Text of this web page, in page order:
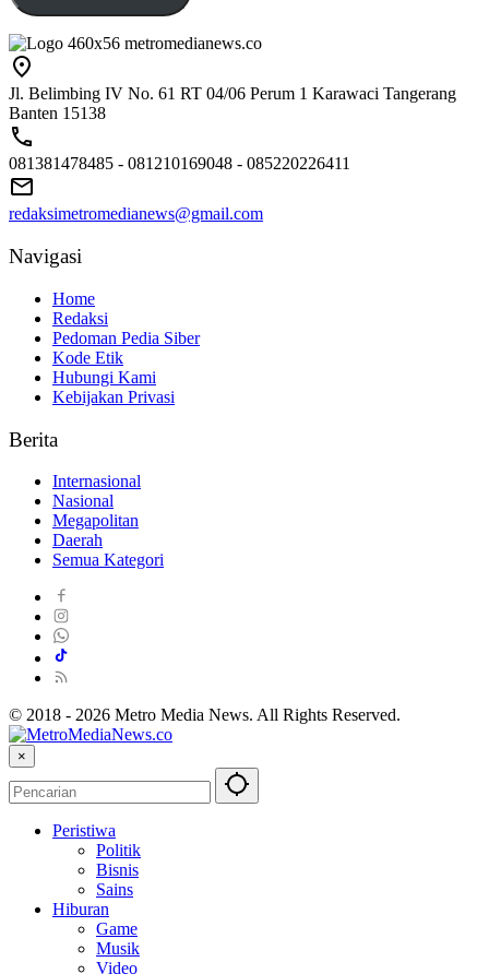
Jl. Belimbing IV No. 61 RT 04/06 Perum 1 Karawaci Tangerang
Banten 15138
081381478485 - 081210169048 - 085220226411
redaksimetromedianews@gmail.com
Navigasi
Home
Redaksi
Pedoman Pedia Siber
Kode Etik
Hubungi Kami
Kebijakan Privasi
Berita
Internasional
Nasional
Megapolitan
Daerah
Semua Kategori
© 2018 - 2026 Metro Media News. All Rights Reserved.
×
Peristiwa
Politik
Bisnis
Sains
Hiburan
Game
Musik
Video